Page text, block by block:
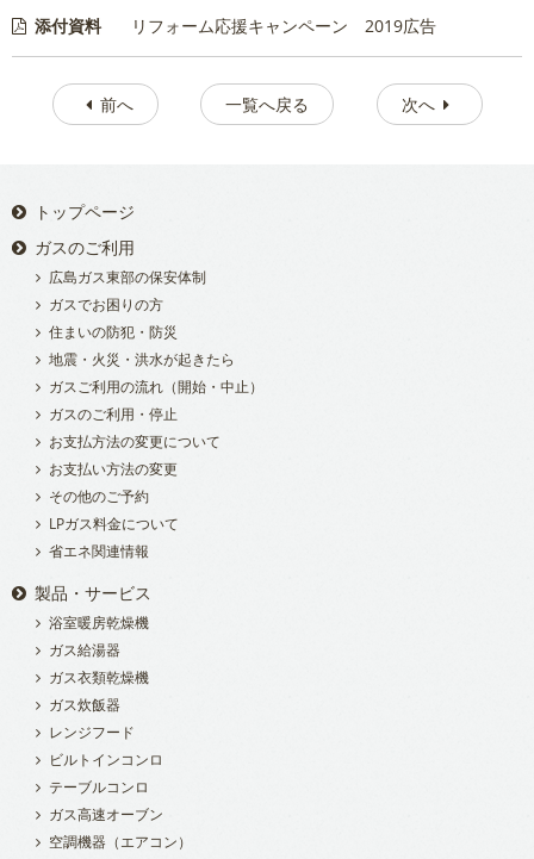
添付資料 リフォーム応援キャンペーン 2019広告
前へ 一覧へ戻る 次へ
トップページ
ガスのご利用
広島ガス東部の保安体制
ガスでお困りの方
住まいの防犯・防災
地震・火災・洪水が起きたら
ガスご利用の流れ（開始・中止）
ガスのご利用・停止
お支払方法の変更について
お支払い方法の変更
その他のご予約
LPガス料金について
省エネ関連情報
製品・サービス
浴室暖房乾燥機
ガス給湯器
ガス衣類乾燥機
ガス炊飯器
レンジフード
ビルトインコンロ
テーブルコンロ
ガス高速オーブン
空調機器（エアコン）